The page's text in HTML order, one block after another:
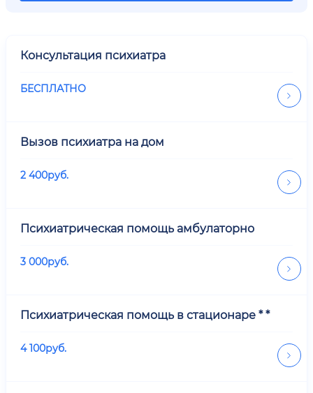
Консультация психиатра
БЕСПЛАТНО
Вызов психиатра на дом
2 400руб.
Психиатрическая помощь амбулаторно
3 000руб.
Психиатрическая помощь в стационаре * *
4 100руб.